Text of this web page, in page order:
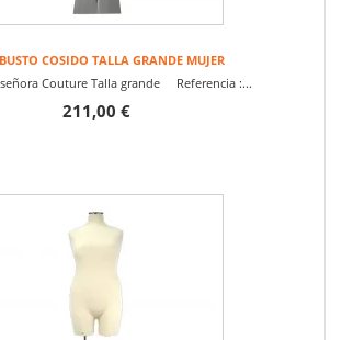
COSIDO TALLA GRANDE MUJER
Couture Talla grande Referencia :...
211,00 €